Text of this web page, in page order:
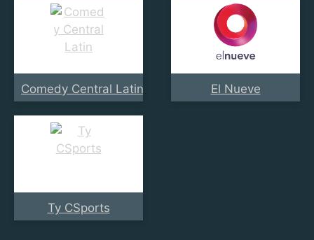
Comedy Central Latin America El Nueve
Ty CSports